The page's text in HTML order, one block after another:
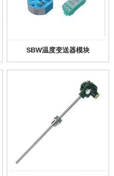
SBW温度变送器模块